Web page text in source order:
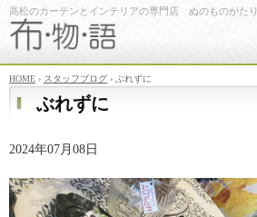
高松のカーテンとインテリアの専門店 ぬのものがたり
HOME › スタッフブログ › ぶれずに
ぶれずに
2024年07月08日